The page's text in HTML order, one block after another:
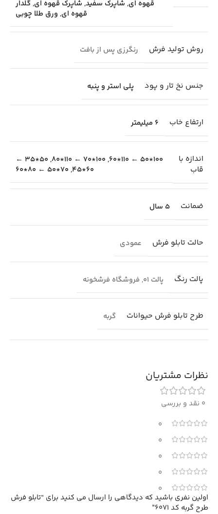
قهوه ای, شاپرک سفید, شاپرک قهوه ای,گلدار
قهوه ای, ورق طلا چوبی
روش تولید فرش رنگرزی پس از بافت
جنس نخ تار و پود پلی استر و پنبه
ارتفاع خاب 6 میلیمتر
اندازه با
قاب
100*50 ← 110*60
,
100*70 ← 110*80
,
50*35 ←
60*45
,
70*50 ← 80*60
ضمانت 5 سال
حالت تابلو فرش عمودی
پالت رنگ پالت 01 , فروشگاه فرشخونه
طرح تابلو فرش حیوانات گربه
نظرات مشتریان
0 نقد و بررسی
0
0
0
0
0
اولین نفری باشید که دیدگاهی را ارسال می کنید برای “تابلو فرش
طرح گربه کد 6071”